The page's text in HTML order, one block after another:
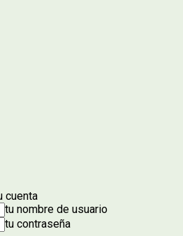
cuenta
tu nombre de usuario
tu contraseña